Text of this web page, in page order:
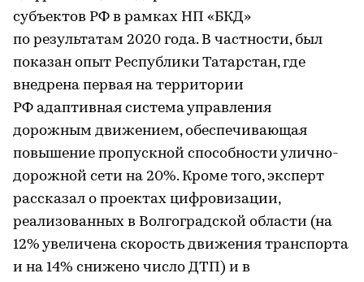
субъектов РФ в рамках НП «БКД»
по результатам 2020 года. В частности, был
показан опыт Республики Татарстан, где
внедрена первая на территории
РФ адаптивная система управления
дорожным движением, обеспечивающая
повышение пропускной способности улично-
дорожной сети на 20%. Кроме того, эксперт
рассказал о проектах цифровизации,
реализованных в Волгоградской области (на
12% увеличена скорость движения транспорта
и на 14% снижено число ДТП) и в